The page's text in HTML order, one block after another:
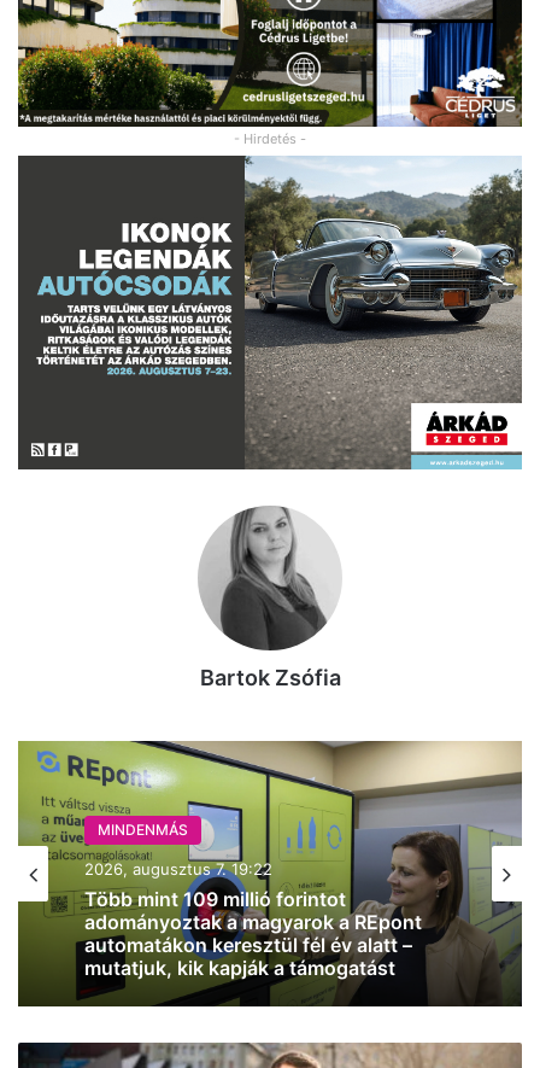
- Hirdetés -
Bartok Zsófia
MINDENMÁS
2026, augusztus 7. 19:22
Több mint 109 millió forintot
MINDENMÁS
2026, augusztus 7. 18:01
Pár napig velünk marad a 30 fok körüli
hőmérséklet Kecskeméten
Magyar